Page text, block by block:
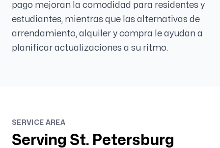
pago mejoran la comodidad para residentes y
estudiantes, mientras que las alternativas de
arrendamiento, alquiler y compra le ayudan a
planificar actualizaciones a su ritmo.
SERVICE AREA
Serving St. Petersburg